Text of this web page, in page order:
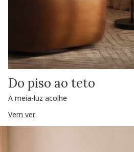
Do piso ao teto
A meia-luz acolhe
Vem ver